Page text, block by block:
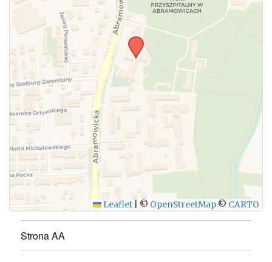
WYŚLIJ
Leaflet © OpenStreetMap © CARTO
Strona AA